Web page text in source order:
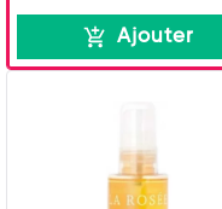
Ajouter